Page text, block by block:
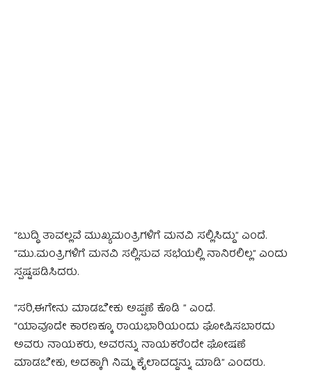
“ಬುದ್ಧಿ ತಾವಲ್ಲವೆ ಮುಖ್ಯಮಂತ್ರಿಗಳಿಗೆ ಮನವಿ ಸಲ್ಲಿಸಿದ್ದು” ಎಂದೆ.
“ಮು.ಮಂತ್ರಿಗಳಿಗೆ ಮನವಿ ಸಲ್ಲಿಸುವ ಸಭೆಯಲ್ಲಿ ನಾನಿರಲಿಲ್ಲ” ಎಂದು
ಸ್ಪಷ್ಟಪಡಿಸಿದರು.
“ಸರಿ,ಈಗೇನು ಮಾಡಬೇಕು ಅಪ್ಪಣೆ ಕೊಡಿ ” ಎಂದೆ.
“ಯಾವೂದೇ ಕಾರಣಕ್ಕೂ ರಾಯಭಾರಿಯಂದು ಘೋಷಿಸಬಾರದು
ಅವರು ನಾಯಕರು, ಅವರನ್ನು ನಾಯಕರೆಂದೇ ಘೋಷಣೆ
ಮಾಡಬೇಕು, ಅದಕ್ಕಾಗಿ ನಿಮ್ಮ ಕೈಲಾದದ್ದನ್ನು ಮಾಡಿ” ಎಂದರು.